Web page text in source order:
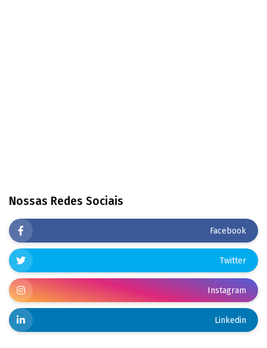
Nossas Redes Sociais
Facebook
Twitter
Instagram
Linkedin